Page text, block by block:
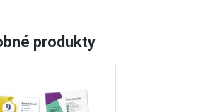
produkty